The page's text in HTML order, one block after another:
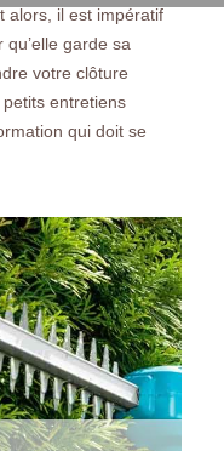
alors, il est impératif
garde sa
votre clôture
entretiens
qui doit se